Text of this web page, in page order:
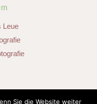
Leue
Sie die Website weiter